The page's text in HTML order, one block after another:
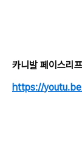
카니발 페이스리
https://